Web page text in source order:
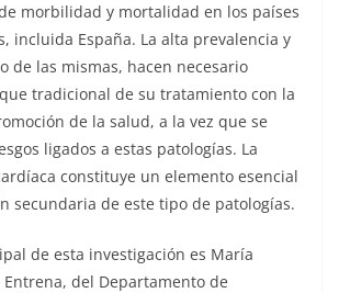
morbilidad y mortalidad en los países
incluida España. La alta prevalencia y
de las mismas, hacen necesario
tradicional de su tratamiento con la
de la salud, a la vez que se
ligados a estas patologías. La
constituye un elemento esencial
secundaria de este tipo de patologías.
de esta investigación es María
Entrena, del Departamento de